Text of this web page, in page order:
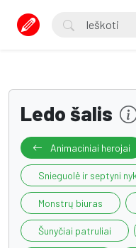
Ledo šalis
Animaciniai herojai
Snieguolė ir septyni
Monstrų biuras
Šunyčiai patruliai